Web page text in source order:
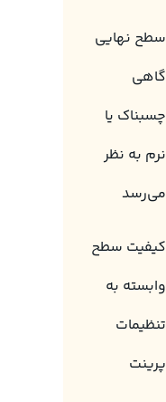
سطح نهایی
گاهی
چسبناک یا
نرم به نظر
می‌رسد
کیفیت سطح
وابسته به
تنظیمات
پرینت